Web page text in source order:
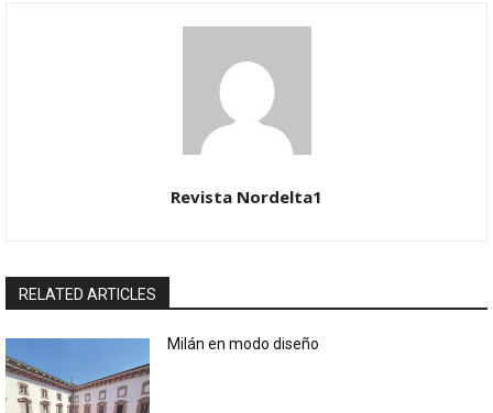
Revista Nordelta1
RELATED ARTICLES
Milán en modo diseño